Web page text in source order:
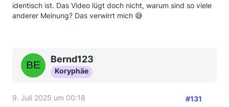
identisch ist. Das Video lügt doch nicht, warum sind so viele
anderer Meinung? Das verwirrt mich 😅
Bernd123
Koryphäe
9. Juli 2025 um 00:18 #131